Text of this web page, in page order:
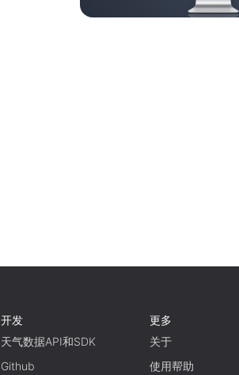
开发
天气数据API和SDK
Github
更多
关于
使用帮助